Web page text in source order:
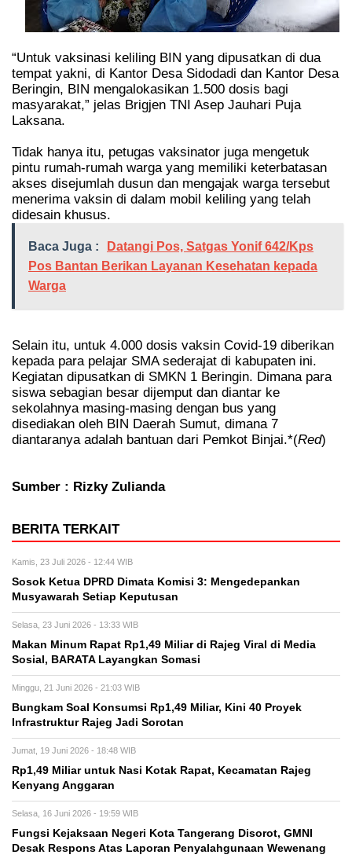
“Untuk vaksinasi keliling BIN yang dipusatkan di dua
tempat yakni, di Kantor Desa Sidodadi dan Kantor Desa
Beringin, BIN mengalokasikan 1.500 dosis bagi
masyarakat,” jelas Brigjen TNI Asep Jauhari Puja
Laksana.
Tidak hanya itu, petugas vaksinator juga mengetuk
pintu rumah-rumah warga yang memiliki keterbatasan
akses disejumlah dusun dan mengajak warga tersebut
menerima vaksin di dalam mobil keliling yang telah
didesain khusus.
Baca Juga :
Datangi Pos, Satgas Yonif 642/Kps
Pos Bantan Berikan Layanan Kesehatan kepada
Warga
Selain itu, untuk 4.000 dosis vaksin Covid-19 diberikan
kepada para pelajar SMA sederajat di kabupaten ini.
Kegiatan dipusatkan di SMKN 1 Beringin. Dimana para
siswa sebagian besar dijemput dan diantar ke
sekolahnya masing-masing dengan bus yang
disediakan oleh BIN Daerah Sumut, dimana 7
diantaranya adalah bantuan dari Pemkot Binjai.*(Red)
Sumber : Rizky Zulianda
BERITA TERKAIT
Kamis, 23 Juli 2026 - 12:44 WIB
Sosok Ketua DPRD Dimata Komisi 3: Mengedepankan
Musyawarah Setiap Keputusan
Selasa, 23 Juni 2026 - 13:33 WIB
Makan Minum Rapat Rp1,49 Miliar di Rajeg Viral di Media
Sosial, BARATA Layangkan Somasi
Minggu, 21 Juni 2026 - 21:03 WIB
Bungkam Soal Konsumsi Rp1,49 Miliar, Kini 40 Proyek
Infrastruktur Rajeg Jadi Sorotan
Jumat, 19 Juni 2026 - 18:48 WIB
Rp1,49 Miliar untuk Nasi Kotak Rapat, Kecamatan Rajeg
Kenyang Anggaran
Selasa, 16 Juni 2026 - 19:59 WIB
Fungsi Kejaksaan Negeri Kota Tangerang Disorot, GMNI
Desak Respons Atas Laporan Penyalahgunaan Wewenang